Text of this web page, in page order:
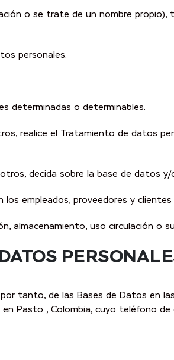
o se trate de un nombre propio),
personales.
determinadas o determinables.
realice el Tratamiento de datos
decida sobre la base de datos
empleados, proveedores y clientes
almacenamiento, uso circulación o
tanto, de las Bases de Datos en
en Pasto., Colombia, cuyo teléfono